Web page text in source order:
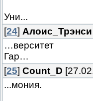
Уни...
[24] Алоис_Трэнси
…верситет
Гар…
[25] Count_D
...мония.